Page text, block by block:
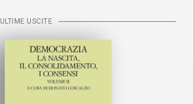
ULTIME USCITE